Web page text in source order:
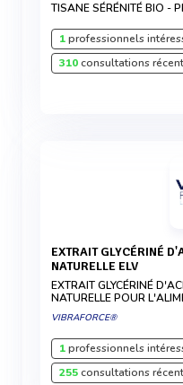
TISANE SÉRÉNITÉ BIO -
1professionnels
310consultations
EXTRAIT GLYCÉRINÉ D'ACÉROLA À 40% DE VITAMINE C
NATURELLE ELV
EXTRAIT GLYCÉRINÉ
NATURELLE POUR
VIBRAFORCE®
1professionnels
255consultations